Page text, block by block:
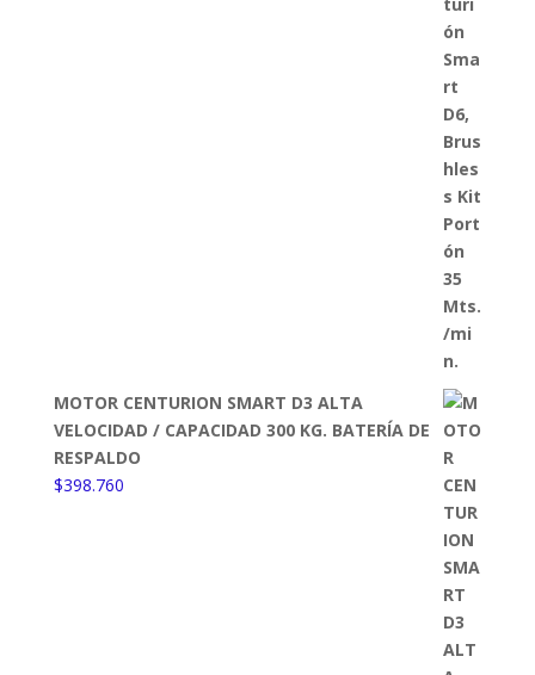
MOTOR CENTURION SMART D3 ALTA
VELOCIDAD / CAPACIDAD 300 KG. BATERÍA DE
RESPALDO
$398.760